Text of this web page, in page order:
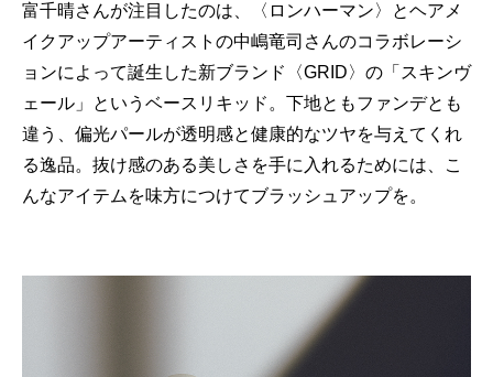
富千晴さんが注目したのは、〈ロンハーマン〉とヘアメ
イクアップアーティストの中嶋竜司さんのコラボレーシ
ョンによって誕生した新ブランド〈GRID〉の「スキンヴ
ェール」というベースリキッド。下地ともファンデとも
違う、偏光パールが透明感と健康的なツヤを与えてくれ
る逸品。抜け感のある美しさを手に入れるためには、こ
んなアイテムを味方につけてブラッシュアップを。